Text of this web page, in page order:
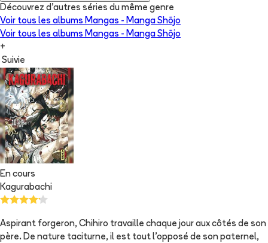
Découvrez d'autres séries du même genre
Voir tous les albums Mangas - Manga Shōjo
Voir tous les albums Mangas - Manga Shōjo
+
Suivie
En cours
Kagurabachi
Aspirant forgeron, Chihiro travaille chaque jour aux côtés de son
père. De nature taciturne, il est tout l'opposé de son paternel,